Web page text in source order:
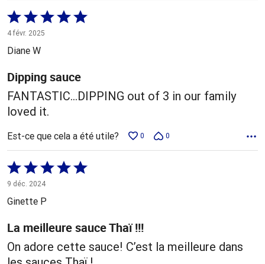
Coté
5 sur
5
4 févr. 2025
Diane W
Dipping sauce
FANTASTIC...DIPPING out of 3 in our family
loved it.
Est-ce que cela a été utile? 0 0
Coté
5 sur
5
9 déc. 2024
Ginette P
La meilleure sauce Thaï !!!
On adore cette sauce! C’est la meilleure dans